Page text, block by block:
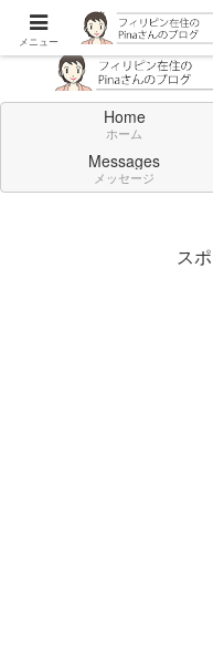
Don't think
Home
ホーム
Messages
メッセージ
ス
メニュー